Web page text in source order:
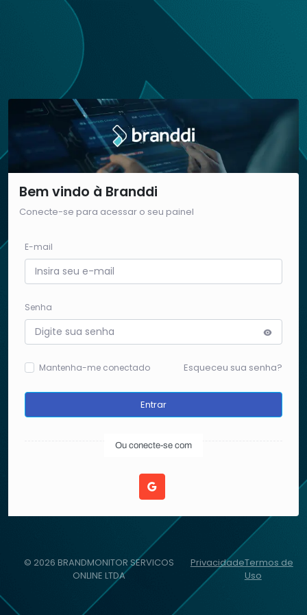
Bem vindo à Branddi
Conecte-se para acessar o seu painel
E-mail
Senha
Mantenha-me conectado Esqueceu sua senha?
Entrar
Ou conecte-se com
© 2026 BRANDMONITOR SERVICOS
ONLINE LTDA
PrivacidadeTermos de
Uso